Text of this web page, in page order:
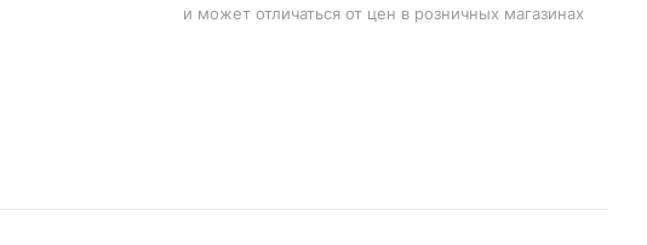
и может отличаться от цен в розничных магазинах